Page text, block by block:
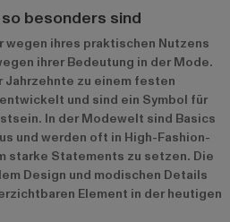
besonders sind
wegen ihres praktischen Nutzens
ihrer Bedeutung in der Mode.
Jahrzehnte zu einem festen
und sind ein Symbol für
In der Modewelt sind Basics
und werden oft in High-Fashion-
starke Statements zu setzen. Die
Design und modischen Details
Element in der heutigen